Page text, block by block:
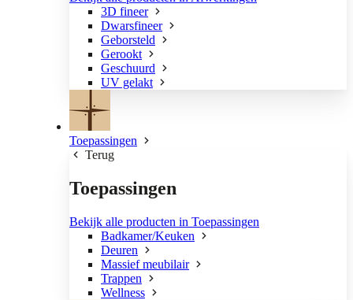
3D fineer
Dwarsfineer
Geborsteld
Gerookt
Geschuurd
UV gelakt
Toepassingen
Terug
Toepassingen
Bekijk alle producten in Toepassingen
Badkamer/Keuken
Deuren
Massief meubilair
Trappen
Wellness